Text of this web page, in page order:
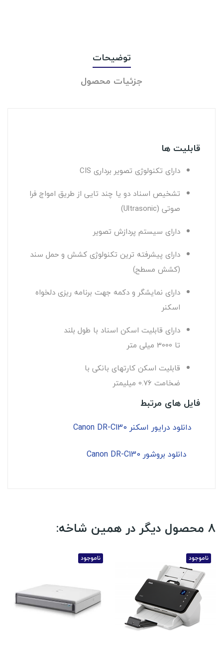
توضیحات
جزئیات محصول
قابلیت ها
دارای تکنولوژی تصویر برداری CIS
تشخیص اسناد دو یا چند تایی از طریق امواج فرا
صوتی (Ultrasonic)
دارای سیستم پردازش تصویر
دارای پیشرفته ترین تکنولوژی کشش و حمل سند
(کشش مسطح)
دارای نمایشگر و دکمه جهت برنامه ریزی دلخواه
اسکنر
دارای قابلیت اسکن اسناد با طول بلند
تا 3000 میلی متر
قابلیت اسکن کارتهای بانکی با
ضخامت 0.76 میلیمتر
فایل های مرتبط
دانلود درایور اسکنر Canon DR-C130
دانلود بروشور Canon DR-C130
8 محصول دیگر در همین شاخه:
ناموجود ناموجود